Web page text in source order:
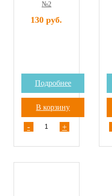
№2
130 руб.
Подробнее
В корзину
- +